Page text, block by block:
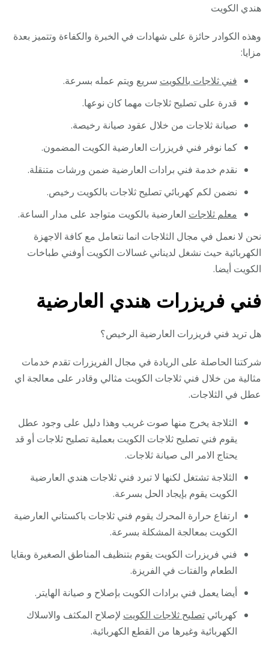
هندي الكويت
وهذه الكوادر حائزة على شهادات في الخبرة والكفاءة وتتميز بعدة
مزايا:
فني ثلاجات بالكويت سريع ويتم عمله بسرعة.
قدرة على تصليح ثلاجات مهما كان نوعها.
صيانة ثلاجات من خلال عقود صيانة رخيصة.
كما نوفر فني فريزرات العارضية الكويت المضمون.
نقدم خدمة فني برادات العارضية ضمن ورشات متنقلة.
نضمن لكم كهربائي تصليح ثلاجات بالكويت رخيص.
معلم ثلاجات العارضية بالكويت متواجد على مدار الساعة.
نحن لا نعمل في مجال الثلاجات انما نتعامل مع كافة الاجهزة
الكهربائية حيث نشغل لديناني غسالات الكويت أوفني طباخات
الكويت أيضا.
فني فريزرات هندي العارضية
هل تريد فني فريزرات العارضية الرخيص؟
شركتنا الحاصلة على الريادة في مجال الفريزرات تقدم خدمات
مثالية من خلال فني ثلاجات الكويت مثالي وقادر على معالجة اي
عطل في الثلاجات.
الثلاجة يخرج منها صوت غريب وهذا دليل على وجود عطل
يقوم فني تصليح ثلاجات الكويت بعملية تصليح ثلاجات أو قد
يحتاج الامر الى صيانة ثلاجات.
الثلاجة تشتغل لكنها لا تبرد فني ثلاجات هندي العارضية
الكويت يقوم بإيجاد الحل بسرعة.
ارتفاع حرارة المحرك يقوم فني ثلاجات باكستاني العارضية
الكويت بمعالجة المشكلة بسرعة.
فني فريزرات الكويت يقوم بتنظيف المناطق الصغيرة وبقايا
الطعام والفتات في الفريزة.
أيضا يعمل فني برادات الكويت بإصلاح و صيانة الهايتر.
كهربائيتصليح ثلاجات الكويت لإصلاح المكثف والاسلاك
الكهربائية وغيرها من القطع الكهربائية.